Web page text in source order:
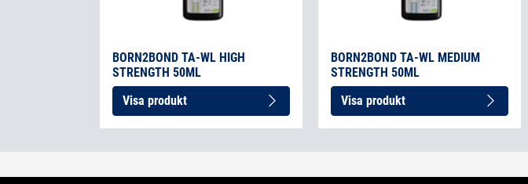
BORN2BOND TA-WL HIGH
STRENGTH 50ML
Visa produkt
BORN2BOND TA-WL MEDIUM
STRENGTH 50ML
Visa produkt